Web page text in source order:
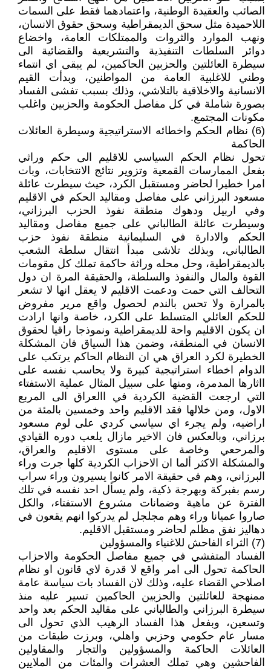
الصائب والعقيدة الوطنية، واعتمادهما فقط على السمات
اللاحميدة مثل سحق الديمقراطية وسحق حقوق الانسان،
ونهب الموارد والثروات والممتلكات العامة، واخضاع
دوائر السلطات التنفيذية والتشريعية والقضائية الى
سيطرة العائلتين والحزبين الحاكمين، لم يبقى اي انتماء
وطني للاغلبية العامة من المواطنين، وبدأت القيم
الانسانية والاخلاقية بالتلاشي، وذلك بسبب تفشى الفساد
بصورة شاملة في كل مفاصل الحكومة والحزبين واغلب
مكونات المجتمع.
(6) نظام الحكم واخطائه الاستراتيجية وسيطرة العائلات
الحاكمة
تحول نظام الحكم السياسي للاقليم الى حكم وراثي
بفعل الممارسات القمعية وتزوير نتائج الانتخابات، وبات
امرا خطيرا لحاضر ومستقبل الكرد، حيث سيطرت عائلة
مسعود البرزاني على مفاصل ومقاليد الحكم في الاقليم
وفي اربيل ودهوك منطقة نفوذ الحزب البرزاني،
وسيطرت عائلة الطالباني على جميع مفاصل ومقاليد
الحكم والادارة في السليمانية منطقة نفوذ حزب
الطالباني، وبذلك تلاشى مبدأ انتقال سلطة الشعب
بالديمقراطية، وحل محله وراثة حاكمة تملك كل مقومات
القوة والمال والنفوذ والسلطة، والحقيقة المرة ان دول
التحالف التي حمت ودعمت الاقليم لا يعقل انها لا تشعر
بالمرارة ولا تحس بالندم لحصول واقع مرير مفروض
للحكم العائلي المتسلط على الكرد، خاصة وانها ارادت
ان يكون الاقليم واحة للديمقراطية ونموذجا راقيا لحقوق
الانسان في المنطقة، وضمن هذا السياق فان المشكلة
الخطيرة لكرد العراق هي ان النظام الحاكم يرتكب على
الدوام اخطاء استراتيجية كبيرة ولا يحاسب نفسه على
ااثارها المدمرة، ومنها على سبيل المثال عملية الاستفتاء
التي ارجعت القضية الكردية في االعراق الى المربع
الاول، ومن خلالها فقد الاقليم واحد وخمسين بالمئة من
اراضيه، ولم يجرء اي سياسي كردي على لوم مسعود
برزاني، وبالعكس فان الاخير مازال يلعب دوره القيادي
والمرحعي وخاصة على مستوى الاقليم والعراق،
والمشكلة الاكثر ألما ان الاحزاب الكردية كلها جرت وراء
البرزاني، وهم في حقيقة الامر كانوا يسيرون وراء سراب
رسم بفبركة وبهرجة ذكية، ولم يسأل احد نفسه في تلك
الفترة عن ماهية وضمانات مشروع الاستفتاء، والكل
صاروا عميانا وراء وهم مجلجل لم يدركوا انهم يقعون في
دهاليز نفق مظلم لحاضر ومستقبل الاقليم.
(7) الثراء الفاحش للاغنياء والمسؤولين
الفساد المتفشي في جميع مفاصل الحكومة والاحزاب
الحاكمة تحول الى امر واقع لا قدرة لاي قانون او نظام
اصلاحي القضاء عليه، وذلك لان الفساد بات سياسة عامة
ممنهجة للعائلتين والحزبين الحاكمين تسير عليه منذ
سيطرة البرزاني والطالباني على مقاليد الحكم بعد واحد
وتسعين، وبفعل هذا الفساد الرهيب الذي تحول الى
مسار عام حكومي وحزبي واهلي، وبرزت طبقات من
العائلات الحاكمة والمسؤولين والتجار والمقاولين
الفاحشين وهي تملك العشرات والمئات من الملايين